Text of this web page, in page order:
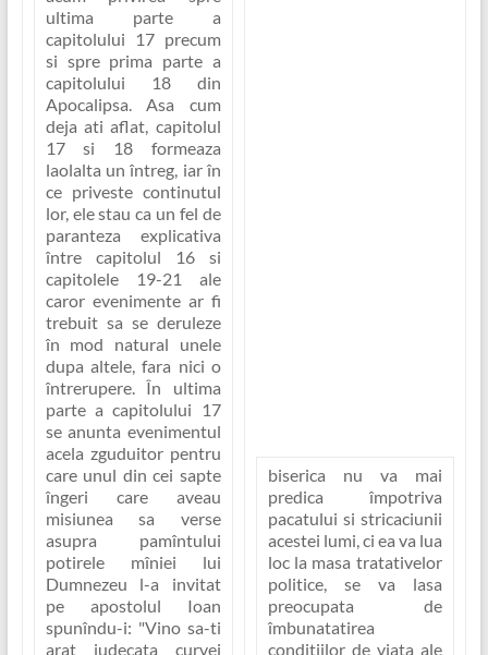
ultima parte a
capitolului 17 precum
si spre prima parte a
capitolului 18 din
Apocalipsa. Asa cum
deja ati aflat, capitolul
17 si 18 formeaza
laolalta un întreg, iar în
ce priveste continutul
lor, ele stau ca un fel de
paranteza explicativa
între capitolul 16 si
capitolele 19-21 ale
caror evenimente ar fi
trebuit sa se deruleze
în mod natural unele
dupa altele, fara nici o
întrerupere. În ultima
parte a capitolului 17
se anunta evenimentul
acela zguduitor pentru
care unul din cei sapte
îngeri care aveau
misiunea sa verse
asupra pamîntului
potirele mîniei lui
Dumnezeu l-a invitat
pe apostolul Ioan
spunîndu-i: "Vino sa-ti
arat judecata curvei
biserica nu va mai
predica împotriva
pacatului si stricaciunii
acestei lumi, ci ea va lua
loc la masa tratativelor
politice, se va lasa
preocupata de
îmbunatatirea
conditiilor de viata ale